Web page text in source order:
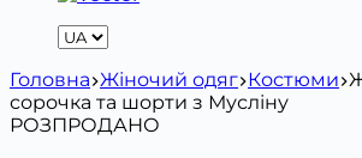
Головна Жіночий одяг Костюми
сорочка та шорти з Мусліну
РОЗПРОДАНО